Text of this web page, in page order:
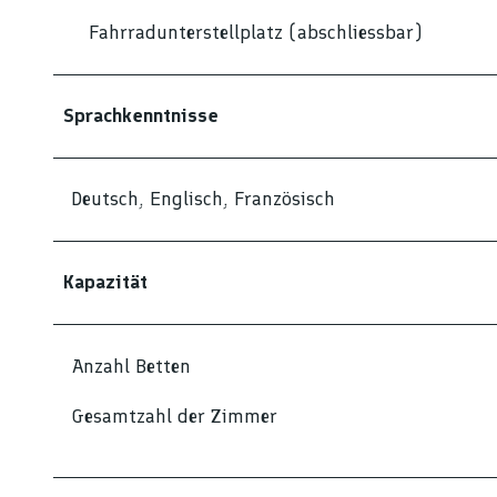
Fahrradunterstellplatz (abschliessbar)
Sprachkenntnisse
Deutsch, Englisch, Französisch
Kapazität
Anzahl Betten
Gesamtzahl der Zimmer